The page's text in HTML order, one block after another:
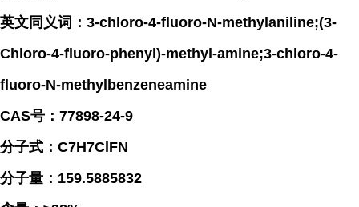
英文同义词：3-chloro-4-fluoro-N-methylaniline;(3-
Chloro-4-fluoro-phenyl)-methyl-amine;3-chloro-4-
fluoro-N-methylbenzeneamine
CAS号：77898-24-9
分子式：C7H7ClFN
分子量：159.5885832